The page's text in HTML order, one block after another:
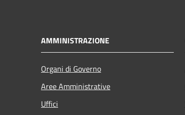
AMMINISTRAZIONE
Organi di Governo
Aree Amministrative
Uffici